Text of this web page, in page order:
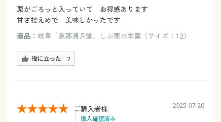
栗がごろっと入っていて お得感あります
甘さ控えめで 美味しかったです
商品： 岐阜「恵那清月堂」しぶ栗水羊羹（サイズ：12）
役に立った 2
ご購入者様
購入確認済み
2025-07-20